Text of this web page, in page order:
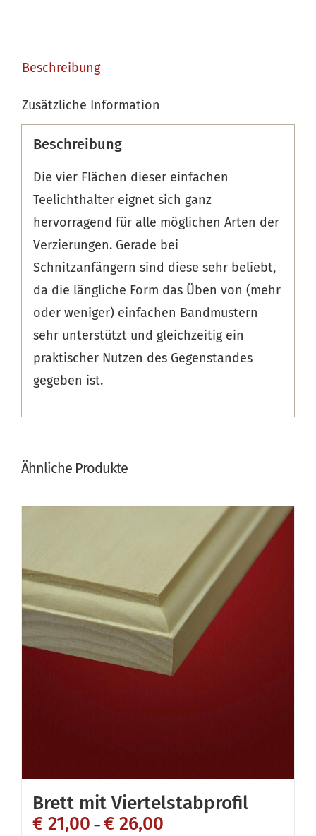
Beschreibung
Zusätzliche Information
Beschreibung
Die vier Flächen dieser einfachen
Teelichthalter eignet sich ganz
hervorragend für alle möglichen Arten der
Verzierungen. Gerade bei
Schnitzanfängern sind diese sehr beliebt,
da die längliche Form das Üben von (mehr
oder weniger) einfachen Bandmustern
sehr unterstützt und gleichzeitig ein
praktischer Nutzen des Gegenstandes
gegeben ist.
Ähnliche Produkte
Brett mit Viertelstabprofil
€ 21,00 – € 26,00